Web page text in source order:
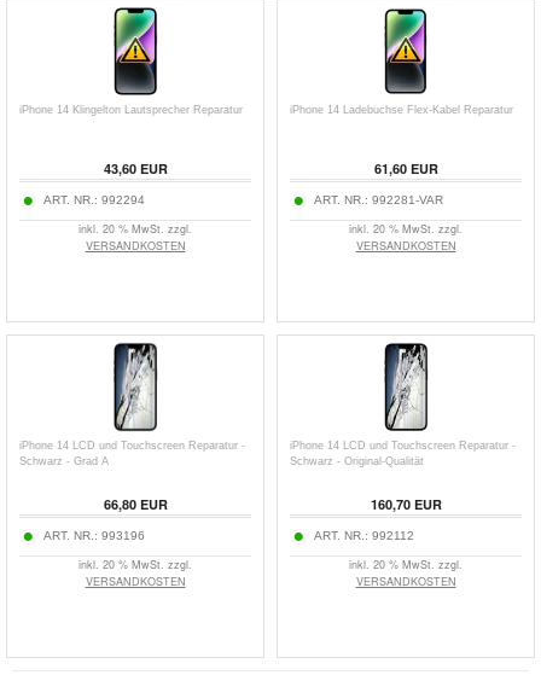
iPhone 14 Klingelton Lautsprecher Reparatur
43,60 EUR
ART. NR.: 992294
inkl. 20 % MwSt. zzgl.
VERSANDKOSTEN
iPhone 14 Ladebuchse Flex-Kabel Reparatur
61,60 EUR
ART. NR.: 992281-VAR
inkl. 20 % MwSt. zzgl.
VERSANDKOSTEN
iPhone 14 LCD und Touchscreen Reparatur -
Schwarz - Grad A
66,80 EUR
ART. NR.: 993196
inkl. 20 % MwSt. zzgl.
VERSANDKOSTEN
iPhone 14 LCD und Touchscreen Reparatur -
Schwarz - Original-Qualität
160,70 EUR
ART. NR.: 992112
inkl. 20 % MwSt. zzgl.
VERSANDKOSTEN